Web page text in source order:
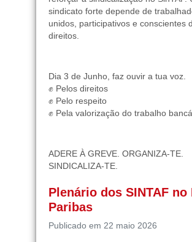
sindicato forte depende de
unidos, participativos e conscientes
direitos.
Dia 3 de Junho, faz ouvir a tua voz.
✊ Pelos direitos
✊ Pelo respeito
✊ Pela valorização do trabalho
ADERE À GREVE. ORGANIZA-TE.
SINDICALIZA-TE.
Plenário dos SINTAF no
Paribas
Publicado em 22 maio 2026